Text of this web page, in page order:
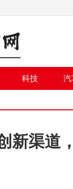
科技 汽
新渠道